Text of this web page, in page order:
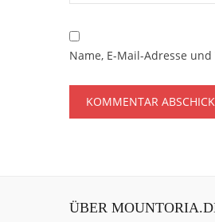
Name, E-Mail-Adresse
ÜBER